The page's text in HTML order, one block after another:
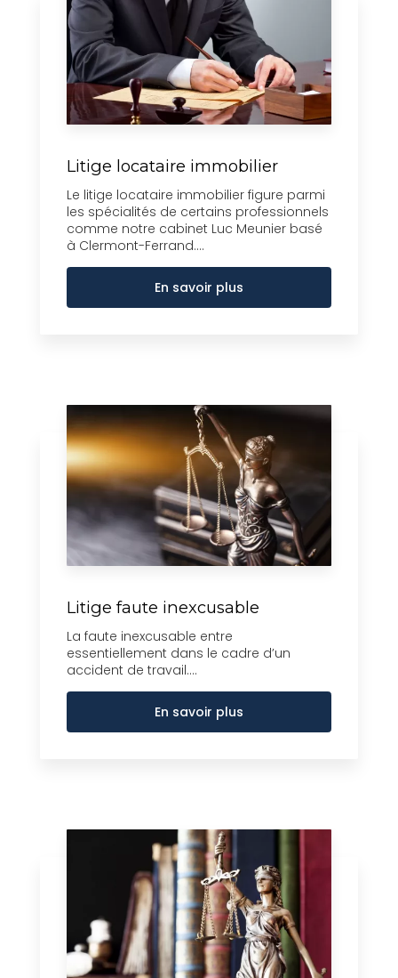
Litige locataire immobilier
Le litige locataire immobilier figure parmi
les spécialités de certains professionnels
comme notre cabinet Luc Meunier basé
à Clermont-Ferrand....
En savoir plus
Litige faute inexcusable
La faute inexcusable entre
essentiellement dans le cadre d’un
accident de travail....
En savoir plus